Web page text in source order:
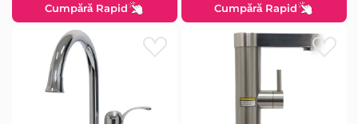
Cumpără Rapid Cumpără Rapid